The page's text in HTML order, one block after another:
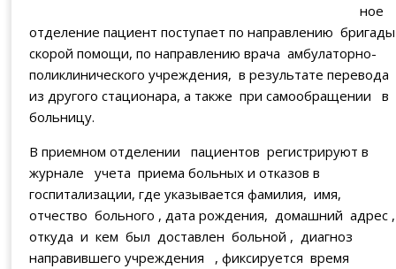
ное
отделение пациент поступает по направлению бригады
скорой помощи, по направлению врача амбулаторно-
поликлинического учреждения, в результате перевода
из другого стационара, а также при самообращении в
больницу.
В приемном отделении пациентов регистрируют в
журнале учета приема больных и отказов в
госпитализации, где указывается фамилия, имя,
отчество больного , дата рождения, домашний адрес
откуда и кем был доставлен больной , диагноз
направившего учреждения , фиксируется время